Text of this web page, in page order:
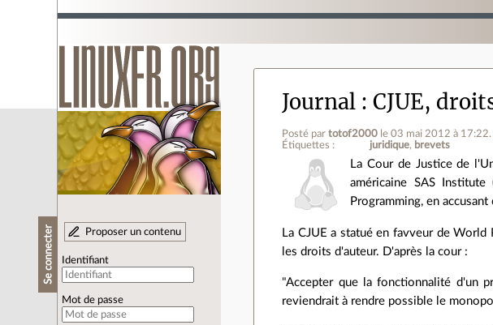
Se connecter Proposer un contenu
Identifiant
Mot de passe
Journal CJUE,
Posté partotof2000 le 03 mai 2012 à 17:22.
Étiquettes :
juridique brevets
La Cour de Justice de
américaine SAS
Programming, en
La CJUE a statué en favveur de
les droits d'auteur. D'après la cour :
"Accepter que la fonctionnalité d'un
reviendrait à rendre possible le